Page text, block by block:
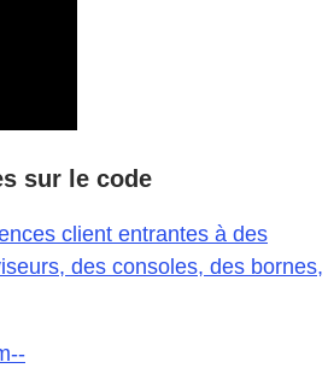
sur le code
client entrantes à des
des consoles, des bornes,